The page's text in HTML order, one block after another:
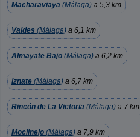
Macharaviaya (Málaga) a 5,3 km
Valdes (Málaga) a 6,1 km
Almayate Bajo (Málaga) a 6,2 km
Iznate (Málaga) a 6,7 km
Rincón de La Victoria (Málaga) a 7 km
Moclinejo (Málaga) a 7,9 km